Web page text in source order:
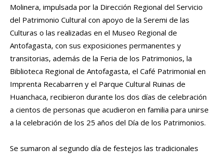
Molinera, impulsada por la Dirección Regional del Servicio
del Patrimonio Cultural con apoyo de la Seremi de las
Culturas o las realizadas en el Museo Regional de
Antofagasta, con sus exposiciones permanentes y
transitorias, además de la Feria de los Patrimonios, la
Biblioteca Regional de Antofagasta, el Café Patrimonial en
Imprenta Recabarren y el Parque Cultural Ruinas de
Huanchaca, recibieron durante los dos días de celebración
a cientos de personas que acudieron en familia para unirse
a la celebración de los 25 años del Día de los Patrimonios.
Se sumaron al segundo día de festejos las tradicionales